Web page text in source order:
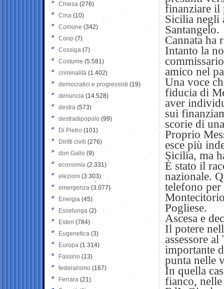
finanziare il
Sicilia negli
Santangelo.
Cannata ha
Intanto la
amico nel
Una voce
fiducia di
aver
sui
scorie di
Proprio
esce più
Sicilia, ma
È stato il
nazionale.
telefono per
Pogliese.
Ascesa e
Il potere
assessore
importante
punta nelle
In quella
fianco,
Chiesa (276)
Cina (10)
Comune (342)
Coop (7)
Cossiga (7)
Costume (5.581)
criminalità (1.402)
democratici e progressisti (19)
denuncia (14.528)
destra (573)
destradipopolo (99)
Di Pietro (101)
Diritti civili (276)
don Gallo (9)
economia (2.331)
elezioni (3.303)
emergenza (3.077)
Energia (45)
Esselunga (2)
Esteri (784)
Eugenetica (3)
Europa (1.314)
Fassino (13)
federalismo (167)
Ferrara (21)